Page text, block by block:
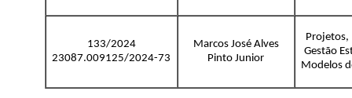
133/2024
23087.009125/2024-73
Marcos José Alves
Pinto Junior
Projetos,
Gestão
Modelos